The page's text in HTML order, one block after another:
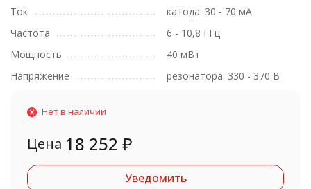
Ток
катода: 30 - 70 мА
Частота
6 - 10,8 ГГц
Мощность
40 мВт
Напряжение
резонатора: 330 - 370 В
Нет в наличии
Цена 18 252 ₽
Уведомить